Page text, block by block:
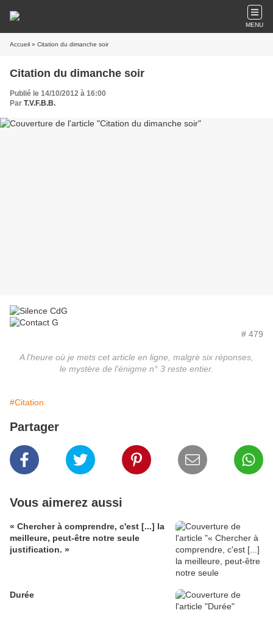
MENU
Accueil » Citation du dimanche soir
Citation du dimanche soir
Publié le 14/10/2012 à 16:00
Par T.V.F.B.B.
# 479
A l'heure où je mets cet article en ligne, malgrè six réponses,
le mystère de l'énigme n° 3 reste entier.
#Citation
Partager
Vous aimerez aussi
« Chercher à comprendre, c'est [...] la
meilleure, peut-être notre seule
justification. »
Durée